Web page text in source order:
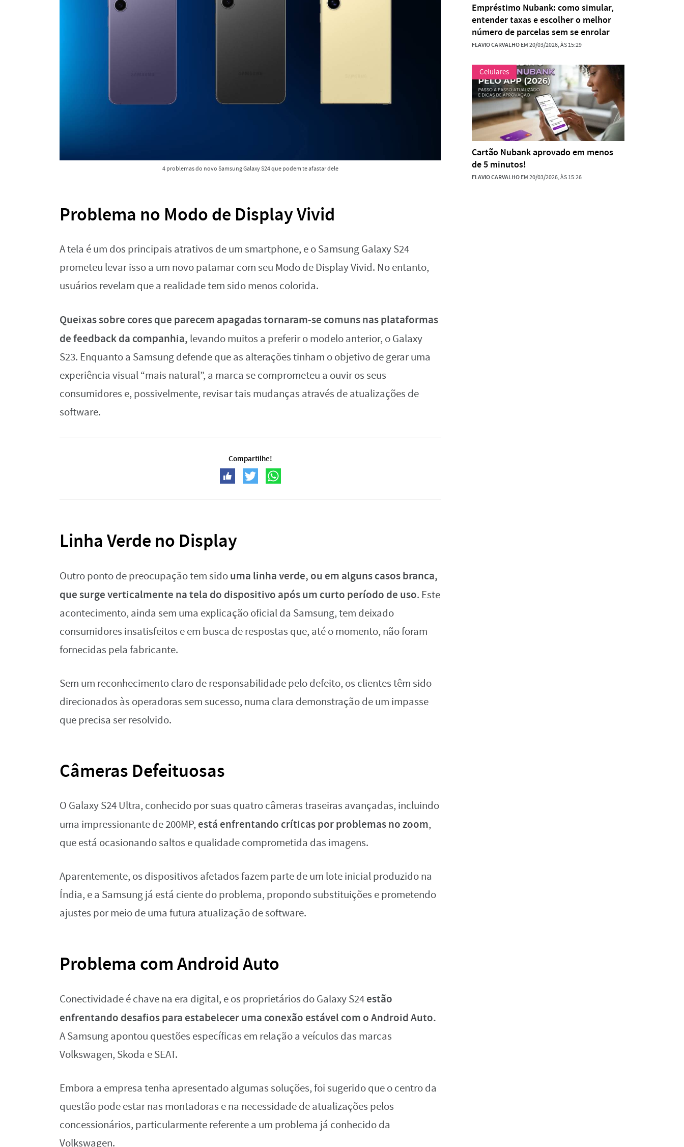
4 problemas do novo Samsung Galaxy S24 que podem te afastar dele
Problema no Modo de Display Vivid
A tela é um dos principais atrativos de um smartphone, e o Samsung Galaxy S24
prometeu levar isso a um novo patamar com seu Modo de Display Vivid. No entanto,
usuários revelam que a realidade tem sido menos colorida.
Queixas sobre cores que parecem apagadas tornaram-se comuns nas plataformas
de feedback da companhia, levando muitos a preferir o modelo anterior, o Galaxy
S23. Enquanto a Samsung defende que as alterações tinham o objetivo de gerar uma
experiência visual “mais natural”, a marca se comprometeu a ouvir os seus
consumidores e, possivelmente, revisar tais mudanças através de atualizações de
software.
Compartilhe!
Linha Verde no Display
Outro ponto de preocupação tem sidouma linha verde, ou em alguns casos branca,
que surge verticalmente na tela do dispositivo após um curto período de uso. Este
acontecimento, ainda sem uma explicação oficial da Samsung, tem deixado
consumidores insatisfeitos e em busca de respostas que, até o momento, não foram
fornecidas pela fabricante.
Sem um reconhecimento claro de responsabilidade pelo defeito, os clientes têm sido
direcionados às operadoras sem sucesso, numa clara demonstração de um impasse
que precisa ser resolvido.
Câmeras Defeituosas
O Galaxy S24 Ultra, conhecido por suas quatro câmeras traseiras avançadas, incluindo
uma impressionante de 200MP, está enfrentando críticas por problemas no zoom,
que está ocasionando saltos e qualidade comprometida das imagens.
Aparentemente, os dispositivos afetados fazem parte de um lote inicial produzido na
Índia, e a Samsung já está ciente do problema, propondo substituições e prometendo
ajustes por meio de uma futura atualização de software.
Problema com Android Auto
Conectividade é chave na era digital, e os proprietários do Galaxy S24estão
enfrentando desafios para estabelecer uma conexão estável com o Android Auto.
A Samsung apontou questões específicas em relação a veículos das marcas
Volkswagen, Skoda e SEAT.
Embora a empresa tenha apresentado algumas soluções, foi sugerido que o centro da
questão pode estar nas montadoras e na necessidade de atualizações pelos
concessionários, particularmente referente a um problema já conhecido da
Volkswagen.
Empréstimo Nubank: como simular,
entender taxas e escolher o melhor
número de parcelas sem se enrolar
FLAVIO CARVALHOEM 20/03/2026, ÀS 15:29
Celulares
Cartão Nubank aprovado em menos
de 5 minutos!
FLAVIO CARVALHOEM 20/03/2026, ÀS 15:26